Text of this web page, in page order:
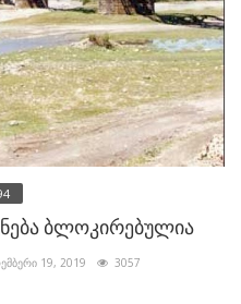
ბლოკირებულია
19, 2019 3057